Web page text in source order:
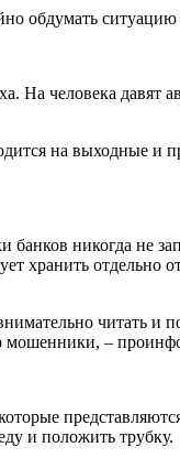
обдумать
человека давят
на выходные и
никогда не
хранить отдельно
читать и
мошенники, –
и положить трубку.